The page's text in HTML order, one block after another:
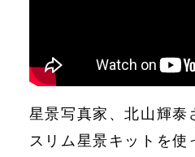
星景写真家、北山輝泰
スリム星景キットを使